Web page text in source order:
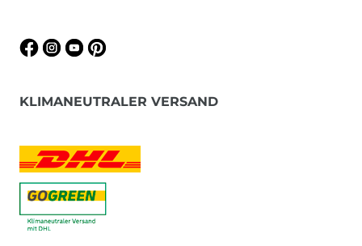
KLIMANEUTRALER VERSAND